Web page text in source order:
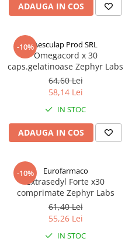
ADAUGA IN COS
-10%Aesculap Prod SRL
Omegacord x 30
caps.gelatinoase Zephyr Labs
64,60 Lei
58,14 Lei
IN STOC
ADAUGA IN COS
-10% Eurofarmaco
Extrasedyl Forte x30
comprimate Zephyr Labs
61,40 Lei
55,26 Lei
IN STOC